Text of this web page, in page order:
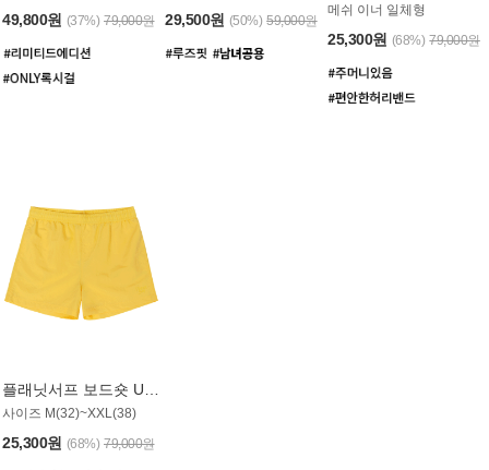
49,800원 (37%) 79,000원 29,500원 (50%) 59,000원
메쉬 이너 일체형
25,300원 (68%) 79,000원
플래닛서프 보드숏 UMB008YPS
사이즈 M(32)~XXL(38)
25,300원 (68%) 79,000원